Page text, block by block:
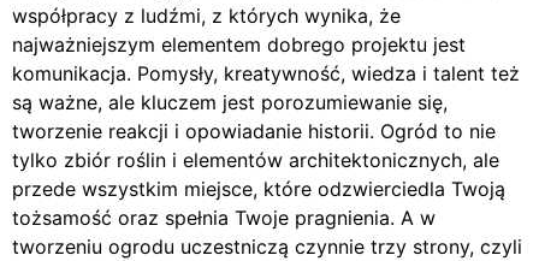
współpracy z ludźmi, z których wynika, że
najważniejszym elementem dobrego projektu jest
komunikacja. Pomysły, kreatywność, wiedza i talent też
są ważne, ale kluczem jest porozumiewanie się,
tworzenie reakcji i opowiadanie historii. Ogród to nie
tylko zbiór roślin i elementów architektonicznych, ale
przede wszystkim miejsce, które odzwierciedla Twoją
tożsamość oraz spełnia Twoje pragnienia. A w
tworzeniu ogrodu uczestniczą czynnie trzy strony, czyli